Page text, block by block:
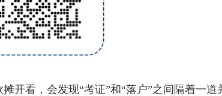
开看，会发现“考证”和“落户”之间隔着一道